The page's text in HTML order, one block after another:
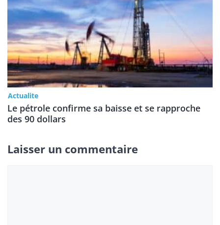
Actualite
Le pétrole confirme sa baisse et se rapproche
des 90 dollars
Laisser un commentaire